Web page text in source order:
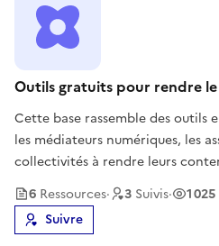
Outils gratuits pour rendre
Cette base rassemble des outils
les médiateurs numériques, les
collectivités à rendre leurs
accessibles aux personnes en
trouve des outils de
un simplifica
6 Ressources· 3 Suivis· 1 025
Suivre